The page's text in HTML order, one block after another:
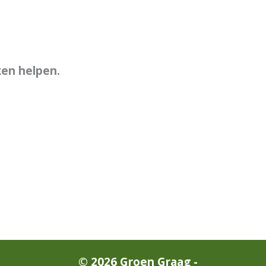
helpen.
© 2026 Groen Graag -